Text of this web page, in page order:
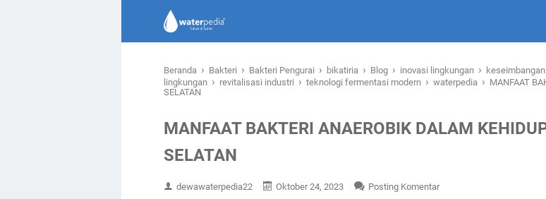
Beranda › Bakteri › Bakteri Pengurai › bikatiria › Blog › inovasi lingkungan ›
lingkungan › revitalisasi industri › teknologi fermentasi modern › waterpedia › MANFAAT
SELATAN
MANFAAT BAKTERI ANAEROBIK DALAM
SELATAN
dewawaterpedia22 Oktober 24, 2023 Posting Komentar